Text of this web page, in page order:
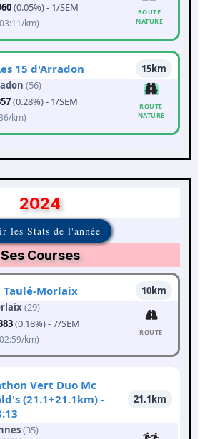
(0.05%) - 1/SEM
km)
ROUTE
NATURE
15 d'Arradon
15km
(56)
(0.28%) - 1/SEM
km)
ROUTE
NATURE
2024
les Stats de l'année
Ses Courses
Taulé-Morlaix
10km
(29)
(0.18%) - 7/SEM
km)
ROUTE
Vert Duo Mc
(21.1+21.1km) -
21.1km
(35)